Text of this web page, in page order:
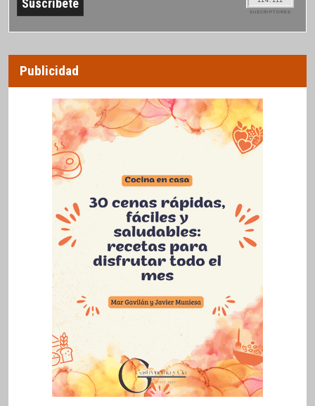
SUSCRIPTORES
Publicidad